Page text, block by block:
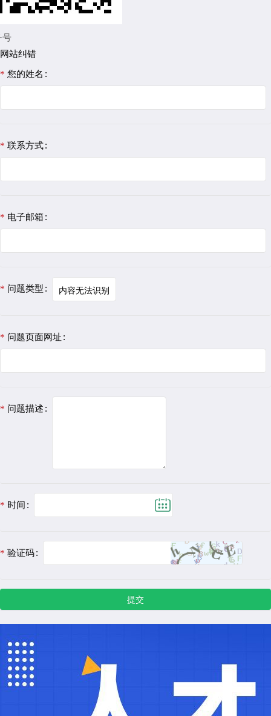
号
网站纠错
您的姓名
联系方式
电子邮箱
问题类型
问题页面网址
问题描述
时间
验证码
提交